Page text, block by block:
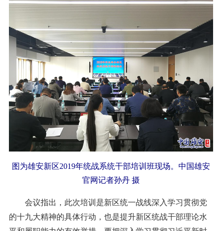
图为雄安新区2019年统战系统干部培训班现场。中国雄安
官网记者孙丹 摄
会议指出，此次培训是新区统一战线深入学习贯彻党
的十九大精神的具体行动，也是提升新区统战干部理论水